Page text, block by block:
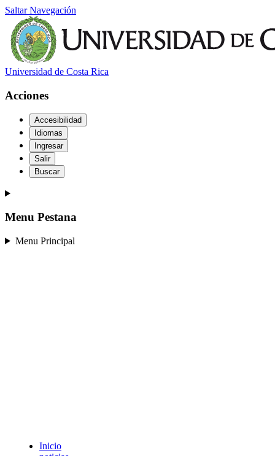
Saltar Navegación
Universidad de Costa Rica
Acciones
Accesibilidad
Idiomas
Ingresar
Salir
Buscar
Menu Pestana
Menu Principal
Inicio